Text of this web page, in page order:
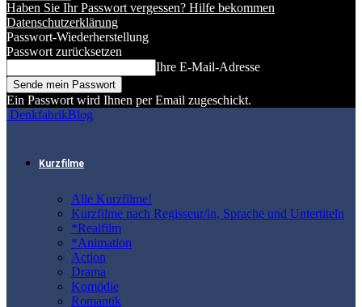
Haben Sie Ihr Passwort vergessen? Hilfe bekommen
Datenschutzerklärung
Passwort-Wiederherstellung
Passwort zurücksetzen
Ihre E-Mail-Adresse
Ein Passwort wird Ihnen per Email zugeschickt.
DenkfabrikBlog
Kurzfilme
Alle Kurzfilme!
Kurzfilme nach Regisseur/in, Sprache und Untertiteln
*Realfilm
*Animation
Action
Drama
Komödie
Romantik